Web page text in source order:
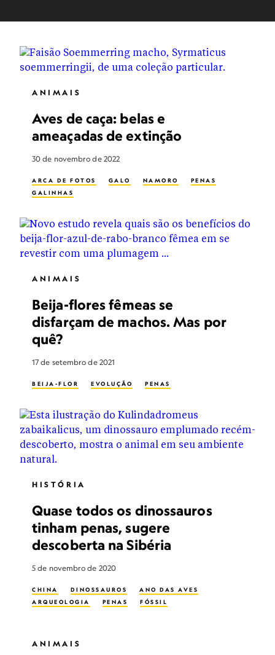
ANIMAIS
Aves de caça: belas e
ameaçadas de extinção
30 de novembro de 2022
ARCA DE FOTOS GALO NAMORO
PENAS
GALINHAS
ANIMAIS
Beija-flores fêmeas se
disfarçam de machos. Mas por
quê?
17 de setembro de 2021
BEIJA-FLOR EVOLUÇÃO PENAS
HISTÓRIA
Quase todos os dinossauros
tinham penas, sugere
descoberta na Sibéria
5 de novembro de 2020
CHINA DINOSSAUROS
ANO DAS AVES
ARQUEOLOGIA
PENAS FÓSSIL
ANIMAIS